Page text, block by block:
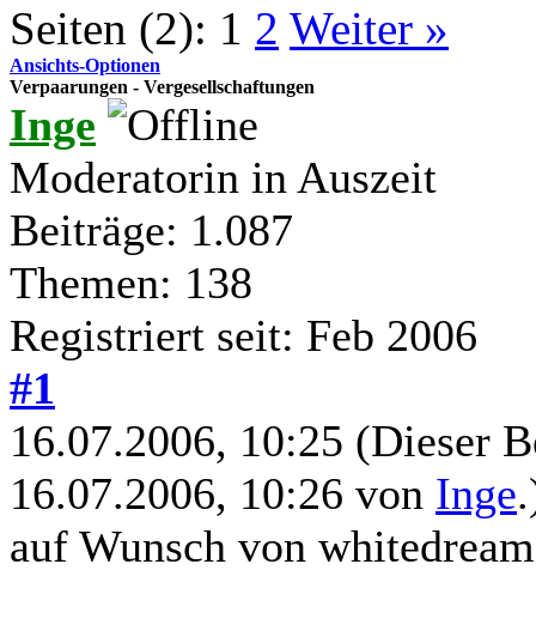
Seiten (2): 1 2 Weiter »
Ansichts-Optionen
Verpaarungen - Vergesellschaftungen
Inge
Moderatorin in Auszeit
Beiträge: 1.087
Themen: 138
Registriert seit: Feb 2006
#1
16.07.2006, 10:25 (Dieser
16.07.2006, 10:26 von Inge
auf Wunsch von